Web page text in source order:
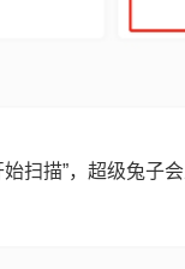
扫描”，超级兔子